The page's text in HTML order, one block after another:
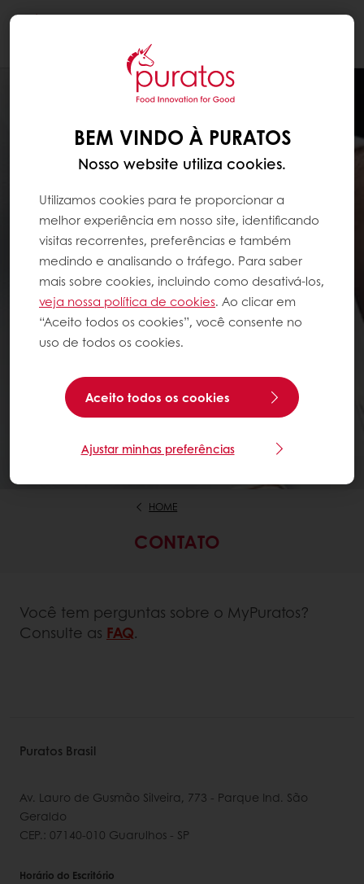
HOME
CONTATO
Você tem perguntas sobre o MyPuratos?
Consulte as FAQ.
Puratos Brasil
Av. Lauro de Gusmão Silveira, 773 - Parque Ind. São
Geraldo
CEP.: 07140-010 Guarulhos - SP
Horário do Escritório
BEM VINDO À PURATOS
Nosso website utiliza cookies.
Utilizamos cookies para te proporcionar a
melhor experiência em nosso site, identificando
visitas recorrentes, preferências e também
medindo e analisando o tráfego. Para saber
mais sobre cookies, incluindo como desativá-los,
veja nossa política de cookies. Ao clicar em
“Aceito todos os cookies”, você consente no
uso de todos os cookies.
Aceito todos os cookies
Ajustar minhas preferências